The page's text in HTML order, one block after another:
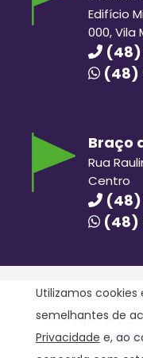
Edifício
000, Vila
(48)
(48)
Braço
Rua
Centro
(48)
(48)
Hora Hiper ©
Utilizamos
semelhantes de
Privacidade e, ao